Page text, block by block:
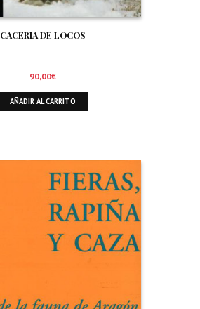
CACERIA DE LOCOS
90,00€
AÑADIR AL CARRITO